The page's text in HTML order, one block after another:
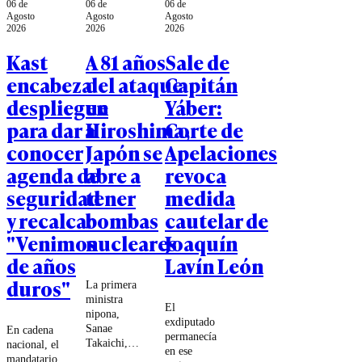
06 de
Agosto
2026
Kast
encabeza
despliegue
para dar a
conocer
agenda de
seguridad
y recalca:
"Venimos
de años
duros"
En cadena
nacional, el
mandatario
06 de
Agosto
2026
A 81 años
del ataque
en
Hiroshima,
Japón se
abre a
tener
bombas
nucleares
La primera
ministra
nipona,
Sanae
Takaichi,
06 de
Agosto
2026
Sale de
Capitán
Yáber:
Corte de
Apelaciones
revoca
medida
cautelar de
Joaquín
Lavín León
El
exdiputado
permanecía
en ese